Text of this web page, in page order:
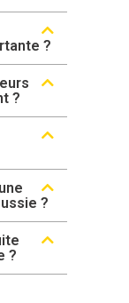
?
?
?
?